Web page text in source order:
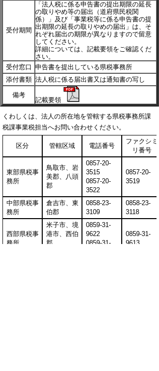
受付期間
「法人税に係る申告書の提出期限の延長
の取りやめ等の届出（道府県民税関
係）」及び「事業税等に係る申告書の提
出期限の延長の取りやめの届出」は、そ
れぞれ届出の期限が異なりますので留意
してください。
詳細については、記載要領をご確認くだ
さい。
受付窓口 申告書を提出している県税事務所
添付書類 法人税に係る届出書又は通知書の写し
備考
記載要領
くわしくは、法人の所在地を管轄する県税事務所課
税課事業税担当へお問い合わせください。
区分 管轄区域 電話番号
ファクシミ
リ番号
東部県税事
務所
鳥取市、岩
美郡、八頭
郡
0857-20-
3515
0857-20-
3522
0857-20-
3519
中部県税事
務所
倉吉市、東
伯郡
0858-23-
3109
0858-23-
3118
西部県税事
務所
米子市、境
港市、西伯
郡、
0859-31-
9622
0859-31-
0859-31-
9613